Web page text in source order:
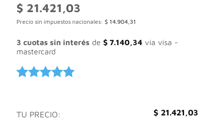
$ 21.421,03
Precio sin impuestos nacionales: $ 14.904,31
3 cuotas sin interés de $7.140,34vía visa -
mastercard
en base a
TU PRECIO: $ 21.421,03